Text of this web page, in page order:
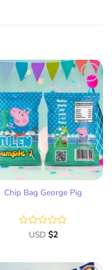
Añadir
a la
lista
de
deseos
Chip Bag George Pig
Valorado
de
USD $2